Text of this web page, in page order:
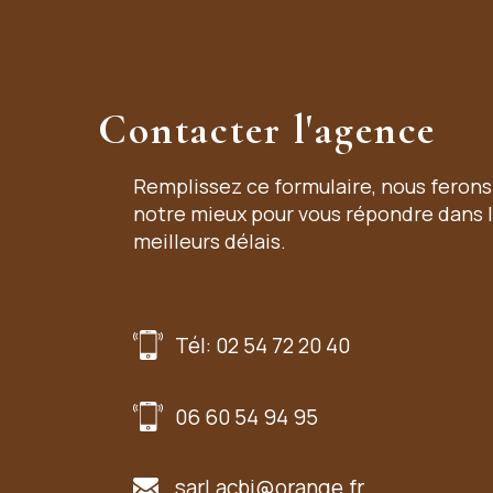
Contacter l'agence
Remplissez ce formulaire, nous
notre mieux pour vous répondre dans
meilleurs délais.
Tél: 02 54 72 20 40
06 60 54 94 95